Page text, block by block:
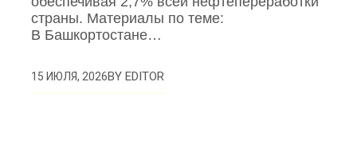
страны. Материалы по теме:
В Башкортостане…
15 ИЮЛЯ, 2026BYEDITOR